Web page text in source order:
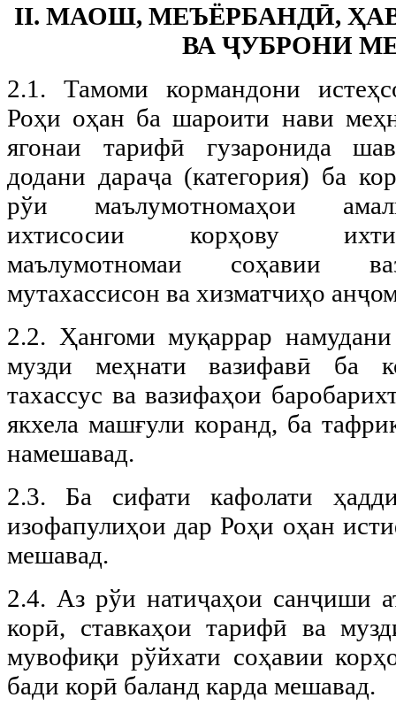
II. МАОШ, МЕЪЁРБАНДӢ,
ВА ҶУБРОНИ
2.1. Тамоми кормандони
Роҳи оҳан ба шароити нави
ягонаи тарифӣ гузаронида
додани дараҷа (категория) ба
рўи маълумотномаҳои
ихтисосии корҳову
маълумотномаи соҳавии
мутахассисон ва хизматчиҳо
2.2. Ҳангоми муқаррар
музди меҳнати вазифавӣ ба
тахассус ва вазифаҳои
якхела машғули коранд, ба
намешавад.
2.3. Ба сифати кафолати
изофапулиҳои дар Роҳи оҳан
мешавад.
2.4. Аз рўи натиҷаҳои санҷиши
корӣ, ставкаҳои тарифӣ ва
мувофиқи рўйхати соҳавии
бади корӣ баланд карда мешавад.